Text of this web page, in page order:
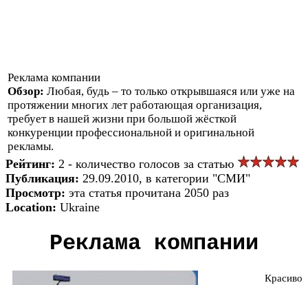
Реклама компании
Обзор: Любая, будь – то только открывшаяся или уже на
протяжении многих лет работающая организация,
требует в нашей жизни при большой жёсткой
конкуренции профессиональной и оригинальной
рекламы.
Рейтинг: 2 - количество голосов за статью
Публикация: 29.09.2010, в категории "СМИ"
Просмотр: эта статья прочитана 2050 раз
Location: Ukraine
Реклама компании
Красиво